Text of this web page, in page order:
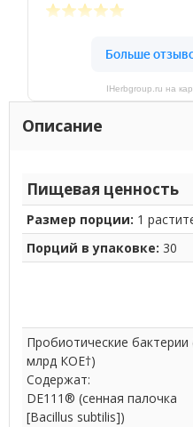
IHerbgroup.ru на
Описание
Пищевая ценность
Размер порции: 1
Порций в упаковке: 30
Пробиотические бактерии
млрд КОЕ†)
Содержат:
DE111® (сенная палочка
[Bacillus subtilis])